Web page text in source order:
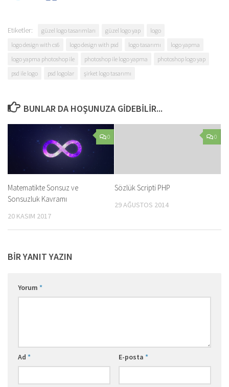
Etiketler: güzel logo tasarımları güzel logo yap
logo
logo design with cs6
logo design with psd logo tasarımı
logo yapma
logo yapma photoshop ile
photoshop ile logo yapma
photoshop logo yap
psd ile logo
psd logolar şirket logo tasarımı
BUNLAR DA HOŞUNUZA GIDEBILIR...
0
Matematikte Sonsuz ve
Sonsuzluk Kavramı
20 KASIM 2017
0
Sözlük Scripti PHP
29 AĞUSTOS 2014
BIR YANIT YAZIN
Yorum *
Ad * E-posta *